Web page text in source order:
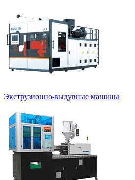
Экструзионно-выдувные машины